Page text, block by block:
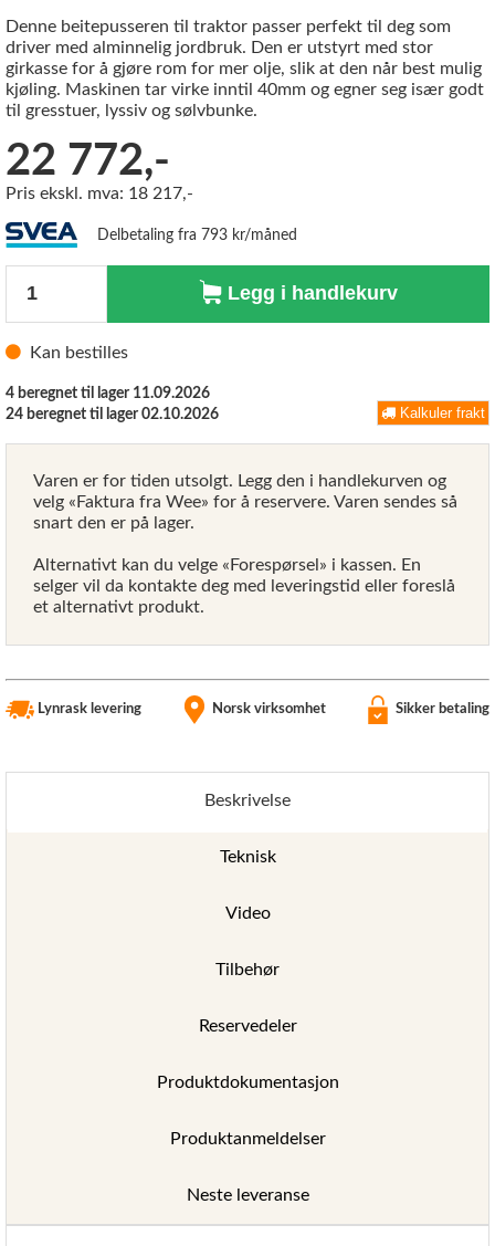
Denne beitepusseren til traktor passer perfekt til deg som
driver med alminnelig jordbruk. Den er utstyrt med stor
girkasse for å gjøre rom for mer olje, slik at den når best mulig
kjøling. Maskinen tar virke inntil 40mm og egner seg især godt
til gresstuer, lyssiv og sølvbunke.
22 772,-
Pris ekskl. mva: 18 217,-
Delbetaling fra 793 kr/måned
Legg i handlekurv
Kan bestilles
4 beregnet til lager 11.09.2026
24 beregnet til lager 02.10.2026
Kalkuler frakt
Varen er for tiden utsolgt. Legg den i handlekurven og
velg «Faktura fra Wee» for å reservere. Varen sendes så
snart den er på lager.
Alternativt kan du velge «Forespørsel» i kassen. En
selger vil da kontakte deg med leveringstid eller foreslå
et alternativt produkt.
Lynrask levering Norsk virksomhet Sikker betaling
Beskrivelse
Teknisk
Video
Tilbehør
Reservedeler
Produktdokumentasjon
Produktanmeldelser
Neste leveranse